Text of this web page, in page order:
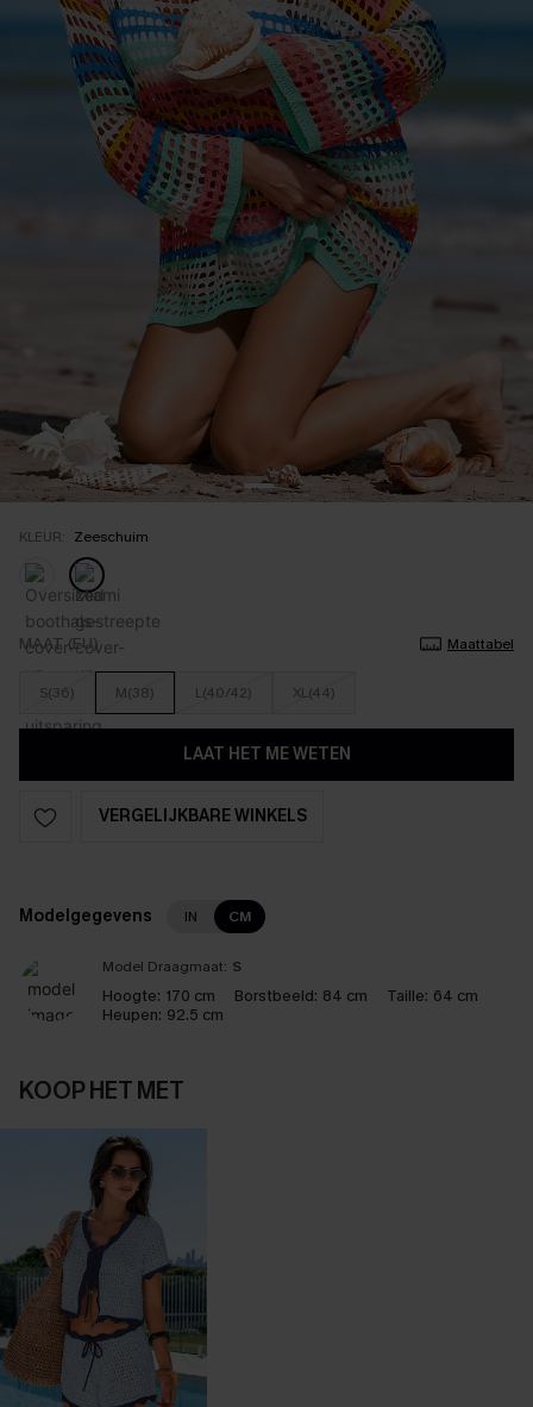
KLEUR: Zeeschuim
MAAT (EU) Maattabel
S(36) M(38) L(40/42) XL(44)
LAAT HET ME WETEN
VERGELIJKBARE WINKELS
Modelgegevens IN CM
Model Draagmaat: S
Hoogte: 170 cm Borstbeeld: 84 cm Taille: 64 cm
Heupen: 92.5 cm
KOOP HET MET